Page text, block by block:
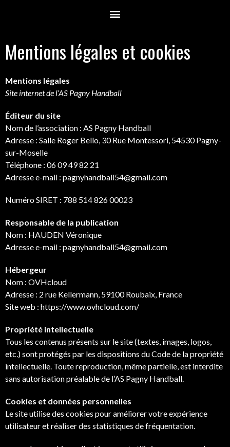
Mentions légales et cookies
Mentions légales
Site internet de l’AS Pagny Handball
Éditeur du site
Nom de l’association : AS Pagny Handball
Adresse : Salle Roger Bello, 30 Rue Montessori, 54530 Pagny-
sur-Moselle
Téléphone : 06 09 49 82 21
Adresse e-mail : pagnyhandball54@gmail.com
Numéro SIRET : 788 514 826 00023
Responsable de la publication
Nom : HAUDEN Véronique
Adresse e-mail : pagnyhandball54@gmail.com
Hébergeur
Nom : OVHcloud
Adresse : 2 rue Kellermann, 59100 Roubaix, France
Site web : https://www.ovhcloud.com/
Propriété intellectuelle
Tous les contenus présents sur le site (textes, images, logos,
etc.) sont protégés par les dispositions du Code de la propriété
intellectuelle. Toute reproduction, même partielle, est interdite
sans autorisation préalable de l’AS Pagny Handball.
Cookies et données personnelles
Le site utilise des cookies pour améliorer votre expérience
utilisateur et réaliser des statistiques de fréquentation.